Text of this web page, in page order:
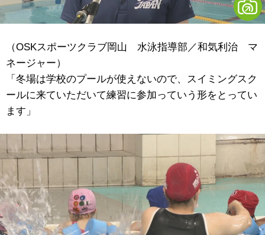
（OSKスポーツクラブ岡山 水泳指導部／和気利治 マ
ネージャー）
「冬場は学校のプールが使えないので、スイミングスク
ールに来ていただいて練習に参加っていう形をとってい
ます」